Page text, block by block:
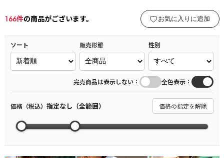
166件の商品がございます。 お気に入りに追加
ソート 販売形態 性別
完売商品は表示しない ： 全色表示 ：
価格（税込） 指定なし（全範囲） 価格の指定を解除